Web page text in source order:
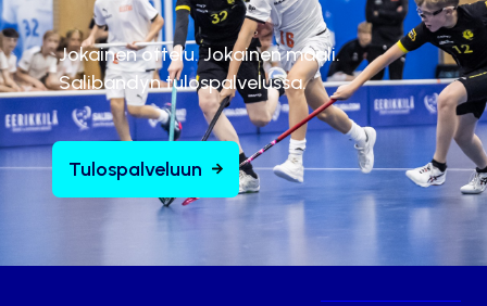
Jokainen ottelu. Jokainen maali.
Salibandyn tulospalvelussa.
Tulospalveluun